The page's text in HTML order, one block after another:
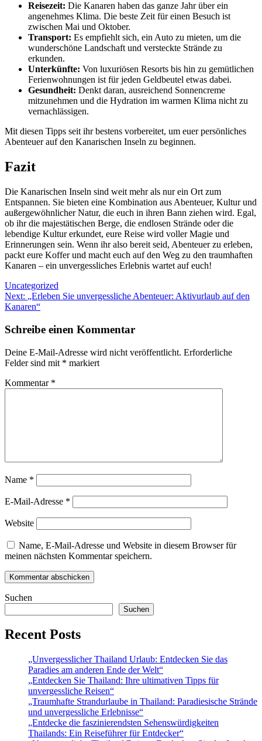
Reisezeit: Die Kanaren haben das ganze Jahr über ein
angenehmes Klima. Die beste Zeit für einen Besuch ist
zwischen Mai und Oktober.
Transport: Es empfiehlt sich, ein Auto zu mieten, um die
wunderschöne Landschaft und versteckte Strände zu
erkunden.
Unterkünfte: Von luxuriösen Resorts bis hin zu gemütlichen
Ferienwohnungen ist für jeden Geldbeutel etwas dabei.
Gesundheit: Denkt daran, ausreichend Sonnencreme
mitzunehmen und die Hydration im warmen Klima nicht zu
vernachlässigen.
Mit diesen Tipps seit ihr bestens vorbereitet, um euer persönliches
Abenteuer auf den Kanarischen Inseln zu beginnen.
Fazit
Die Kanarischen Inseln sind weit mehr als nur ein Ort zum
Entspannen. Sie bieten eine Kombination aus Abenteuer, Kultur und
außergewöhnlicher Natur, die euch in ihren Bann ziehen wird. Egal,
ob ihr die majestätischen Berge, die endlosen Strände oder die
lebendige Kultur erkundet, eure Reise wird voller Magie und
Erinnerungen sein. Wenn ihr also bereit seid, Abenteuer zu erleben,
packt eure Koffer und macht euch auf den Weg zu den traumhaften
Kanaren – ein unvergessliches Erlebnis wartet auf euch!
Uncategorized
Beitragsnavigation
Next: „Erleben Sie unvergessliche Abenteuer: Aktivurlaub auf den
Kanaren“
Schreibe einen Kommentar
Deine E-Mail-Adresse wird nicht veröffentlicht. Erforderliche
Felder sind mit * markiert
Kommentar *
Name *
E-Mail-Adresse *
Website
Name, E-Mail-Adresse und Website in diesem Browser für
meinen nächsten Kommentar speichern.
Suchen
Suchen
Recent Posts
„Unvergesslicher Thailand Urlaub: Entdecken Sie das
Paradies am anderen Ende der Welt“
„Entdecken Sie Thailand: Ihre ultimativen Tipps für
unvergessliche Reisen“
„Traumhafte Strandurlaube in Thailand: Paradiesische Strände
und unvergessliche Erlebnisse“
„Entdecke die faszinierendsten Sehenswürdigkeiten
Thailands: Ein Reiseführer für Entdecker“